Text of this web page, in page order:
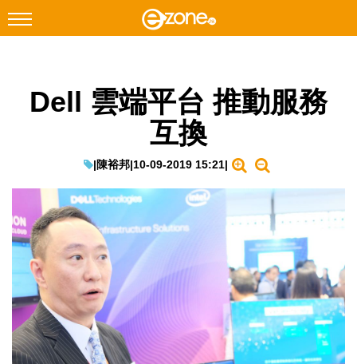
Facebook Instagram
遊戲動漫
教學評測
EduTech
IT Times
生成式AI與雲端應用
Enterprise Digital Transformation
Dell 雲端平台 推動服務
互換
|陳裕邦|10-09-2019 15:21|